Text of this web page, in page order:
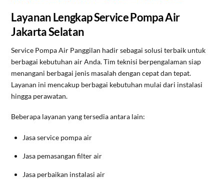
Layanan Lengkap Service Pompa Air
Jakarta Selatan
Service Pompa Air Panggilan hadir sebagai solusi terbaik untuk
berbagai kebutuhan air Anda. Tim teknisi berpengalaman siap
menangani berbagai jenis masalah dengan cepat dan tepat.
Layanan ini mencakup berbagai kebutuhan mulai dari instalasi
hingga perawatan.
Beberapa layanan yang tersedia antara lain:
Jasa service pompa air
Jasa pemasangan filter air
Jasa perbaikan instalasi air